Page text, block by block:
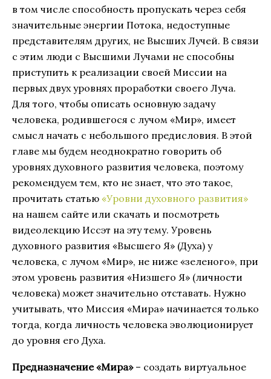
в том числе способность пропускать через себя
значительные энергии Потока, недоступные
представителям других, не Высших Лучей. В связи
с этим люди с Высшими Лучами не способны
приступить к реализации своей Миссии на
первых двух уровнях проработки своего Луча.
Для того, чтобы описать основную задачу
человека, родившегося с лучом «Мир», имеет
смысл начать с небольшого предисловия. В этой
главе мы будем неоднократно говорить об
уровнях духовного развития человека, поэтому
рекомендуем тем, кто не знает, что это такое,
прочитать статью «Уровни духовного развития»
на нашем сайте или скачать и посмотреть
видеолекцию Иссэт на эту тему. Уровень
духовного развития «Высшего Я» (Духа) у
человека, с лучом «Мир», не ниже «зеленого», при
этом уровень развития «Низшего Я» (личности
человека) может значительно отставать. Нужно
учитывать, что Миссия «Мира» начинается только
тогда, когда личность человека эволюционирует
до уровня его Духа.
Предназначение «Мира»– создать виртуальное